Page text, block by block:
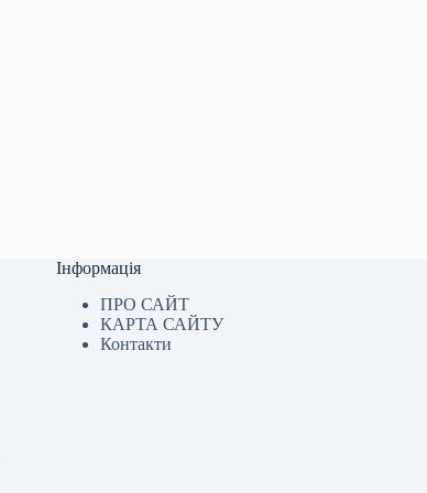
Інформація
ПРО САЙТ
КАРТА САЙТУ
Контакти